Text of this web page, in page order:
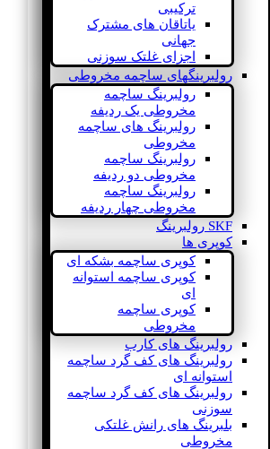
ترکیبی
یاتاقان های مشترک
جهانی
اجزای غلتک سوزنی
رولبرینگهای ساچمه مخروطی
رولبرینگ ساچمه
مخروطی یک ردیفه
رولبرینگ های ساچمه
مخروطی
رولبرینگ ساچمه
مخروطی دو ردیفه
رولبرینگ ساچمه
مخروطی چهار ردیفه
SKF رولبرینگ
کوپری ها
کوپری ساچمه بشکه ای
کوپری ساچمه استوانه
ای
کوپری ساچمه
مخروطی
رولبرینگ های کارب
رولبرینگ های کف گرد ساچمه
استوانه ای
رولبرینگ های کف گرد ساچمه
سوزنی
بلبرینگ های رانش غلتکی
مخروطی